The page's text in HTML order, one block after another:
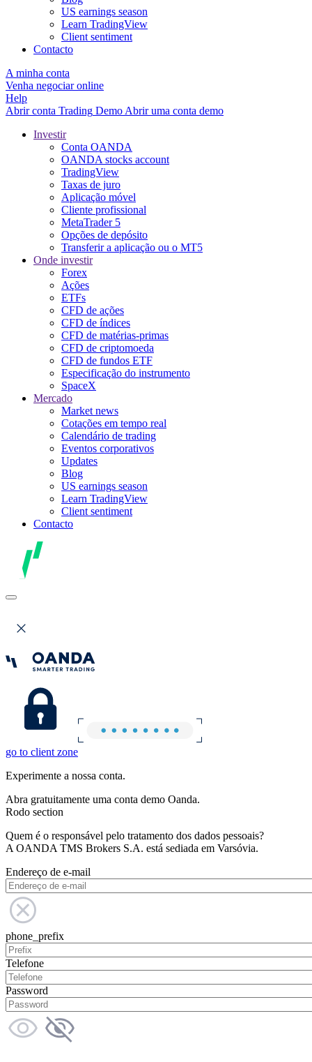
US earnings season
Learn TradingView
Client sentiment
Contacto
A minha conta
Venha negociar online
Help
Abrir conta Trading Demo Abrir uma conta demo
Investir
Conta OANDA
OANDA stocks account
TradingView
Taxas de juro
Aplicação móvel
Cliente profissional
MetaTrader 5
Opções de depósito
Transferir a aplicação ou o MT5
Onde investir
Forex
Ações
ETFs
CFD de ações
CFD de índices
CFD de matérias-primas
CFD de criptomoeda
CFD de fundos ETF
Especificação do instrumento
SpaceX
Mercado
Market news
Cotações em tempo real
Calendário de trading
Eventos corporativos
Updates
Blog
US earnings season
Learn TradingView
Client sentiment
Contacto
go to client zone
Experimente a nossa conta.
Abra gratuitamente uma conta demo Oanda.
Rodo section
Quem é o responsável pelo tratamento dos dados pessoais?
A OANDA TMS Brokers S.A. está sediada em Varsóvia.
Endereço de e-mail
phone_prefix
Telefone
Password